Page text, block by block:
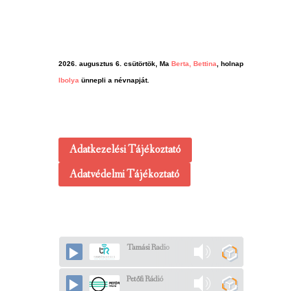
2026. augusztus 6. csütörtök, Ma Berta, Bettina , holnap
Ibolya ünnepli a névnapját.
Adatkezelési Tájékoztató
Adatvédelmi Tájékoztató
Tamási Radio
Petőfi Rádió